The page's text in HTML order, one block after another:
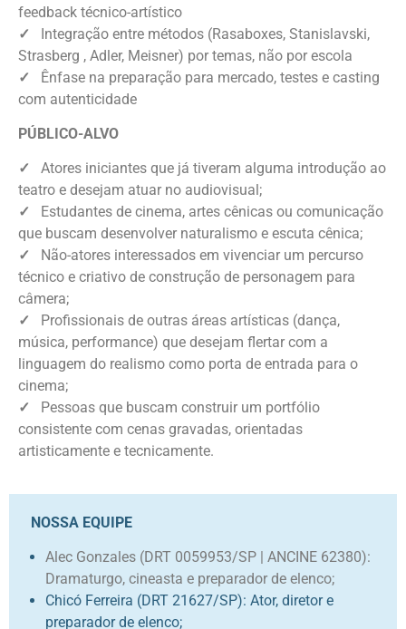
feedback técnico-artístico
✓ Integração entre métodos (Rasaboxes, Stanislavski,
Strasberg , Adler, Meisner) por temas, não por escola
✓ Ênfase na preparação para mercado, testes e casting
com autenticidade
PÚBLICO-ALVO
✓ Atores iniciantes que já tiveram alguma introdução ao
teatro e desejam atuar no audiovisual;
✓
Estudantes de cinema, artes cênicas ou comunicação
que buscam desenvolver naturalismo e escuta cênica;
✓
Não-atores interessados em vivenciar um percurso
técnico e criativo de construção de personagem para
câmera;
✓
Profissionais de outras áreas artísticas (dança,
música, performance) que desejam flertar com a
linguagem do realismo como porta de entrada para o
cinema;
✓
Pessoas que buscam construir um portfólio
consistente com cenas gravadas, orientadas
artisticamente e tecnicamente.
NOSSA EQUIPE
Alec Gonzales (DRT 0059953/SP | ANCINE 62380):
Dramaturgo, cineasta e preparador de elenco;
Chicó Ferreira (DRT 21627/SP): Ator, diretor e
preparador de elenco;